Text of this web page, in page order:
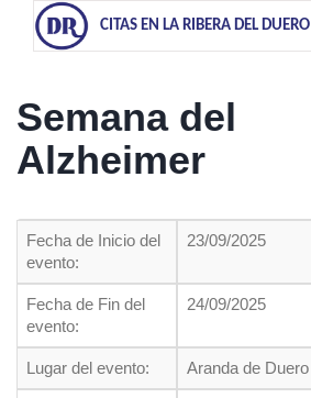
CITAS EN LA RIBERA DEL DUERO
Semana del
Alzheimer
Fecha de Inicio del
evento:
23/09/2025
Fecha de Fin del
evento:
24/09/2025
Lugar del evento: Aranda de Duero